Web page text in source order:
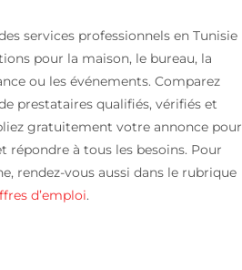
services professionnels en Tunisie
pour la maison, le bureau, la
ou les événements. Comparez
prestataires qualifiés, vérifiés et
gratuitement votre annonce pour
répondre à tous les besoins. Pour
rendez-vous aussi dans le rubrique
d’emploi.